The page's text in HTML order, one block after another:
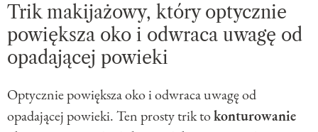
Trik makijażowy, który optycznie
powiększa oko i odwraca uwagę od
opadającej powieki
Optycznie powiększa oko i odwraca uwagę od
opadającej powieki. Ten prosty trik tokonturowanie